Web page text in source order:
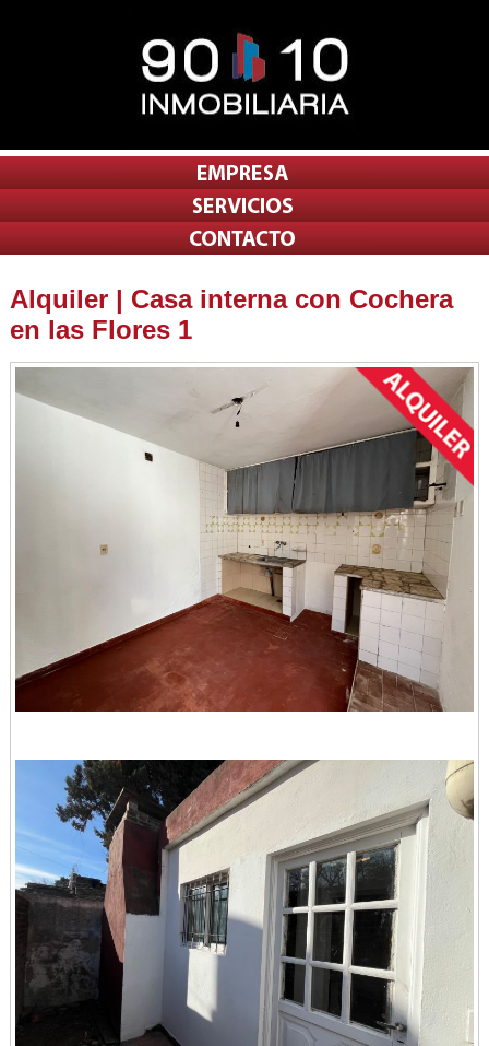
Alquiler | Casa interna con Cochera
en las Flores 1